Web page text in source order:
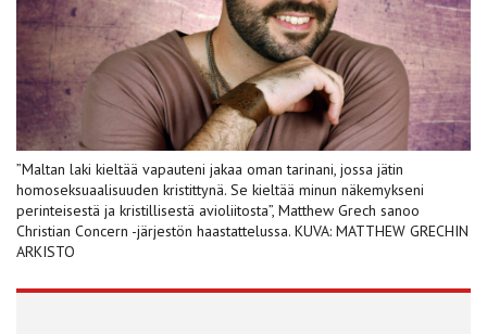
”Maltan laki kieltää vapauteni jakaa oman tarinani, jossa jätin
homoseksuaalisuuden kristittynä. Se kieltää minun näkemykseni
perinteisestä ja kristillisestä avioliitosta”, Matthew Grech sanoo
Christian Concern -järjestön haastattelussa. KUVA: MATTHEW GRECHIN
ARKISTO